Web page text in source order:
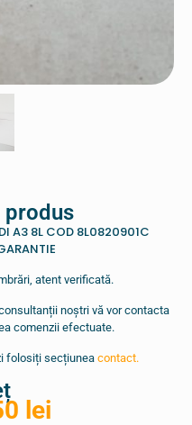
produs
A3 8L COD 8L0820901C
atent verificată.
noștri vă vor contacta
comenzii efectuate.
folosiți secțiunea contact.
lei